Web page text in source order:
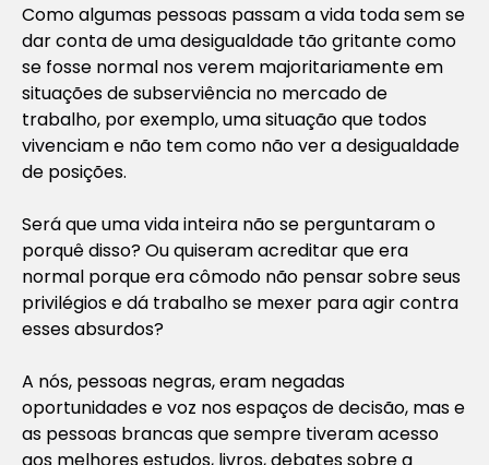
Como algumas pessoas passam a vida toda sem se
dar conta de uma desigualdade tão gritante como
se fosse normal nos verem majoritariamente em
situações de subserviência no mercado de
trabalho, por exemplo, uma situação que todos
vivenciam e não tem como não ver a desigualdade
de posições.
Será que uma vida inteira não se perguntaram o
porquê disso? Ou quiseram acreditar que era
normal porque era cômodo não pensar sobre seus
privilégios e dá trabalho se mexer para agir contra
esses absurdos?
A nós, pessoas negras, eram negadas
oportunidades e voz nos espaços de decisão, mas e
as pessoas brancas que sempre tiveram acesso
aos melhores estudos, livros, debates sobre a